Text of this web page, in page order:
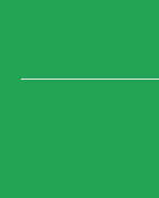
Apesar das